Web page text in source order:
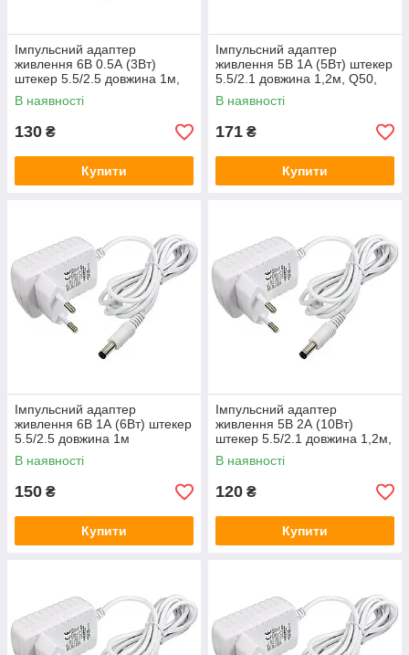
Імпульсний адаптер
живлення 6В 0.5А (3Вт)
штекер 5.5/2.5 довжина 1м,
Q50, White
В наявності
130 ₴
Купити
Імпульсний адаптер
живлення 5В 1А (5Вт) штекер
5.5/2.1 довжина 1,2м, Q50,
White
В наявності
171 ₴
Купити
Імпульсний адаптер
живлення 6В 1А (6Вт) штекер
5.5/2.5 довжина 1м
В наявності
150 ₴
Купити
Імпульсний адаптер
живлення 5В 2А (10Вт)
штекер 5.5/2.1 довжина 1,2м,
Q50, White
В наявності
120 ₴
Купити